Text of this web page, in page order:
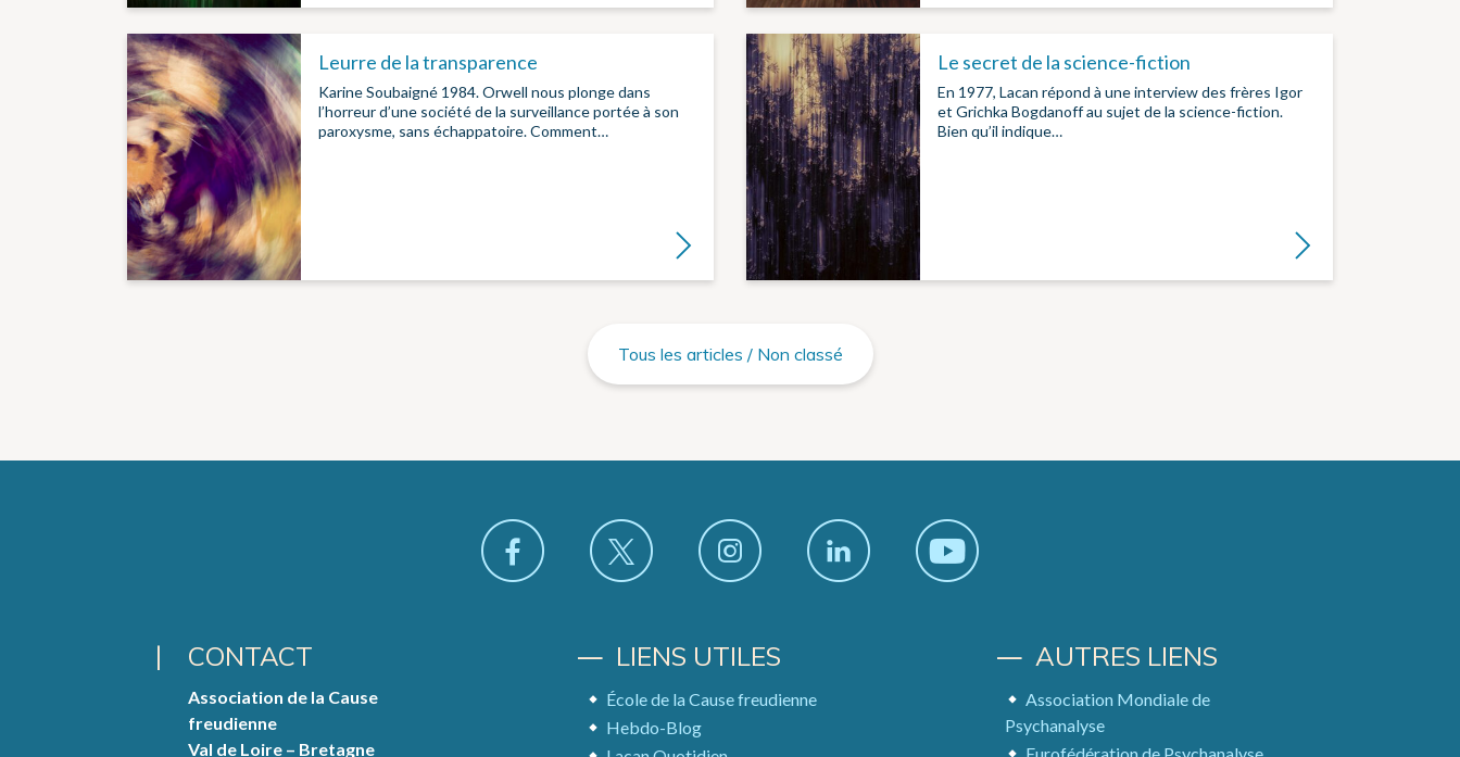
Leurre de la transparence
Karine Soubaigné 1984. Orwell nous plonge dans
l’horreur d’une société de la surveillance portée à son
paroxysme, sans échappatoire. Comment…
Lire la suite
Le secret de la science-fiction
En 1977, Lacan répond à une interview des frères Igor
et Grichka Bogdanoff au sujet de la science-fiction.
Bien qu’il indique…
Lire la suite
Tous les articles / Non classé
CONTACT
Association de la Cause
freudienne
Val de Loire – Bretagne
LIENS UTILES
École de la Cause freudienne
Hebdo-Blog
AUTRES LIENS
Association Mondiale de
Psychanalyse